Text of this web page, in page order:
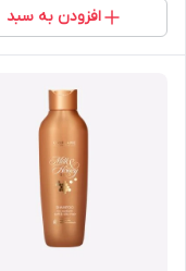
افزودن به سبد